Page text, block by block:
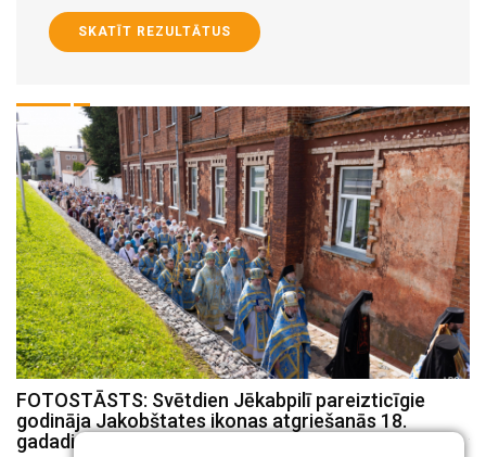
SKATĪT REZULTĀTUS
FOTOSTĀSTS: Svētdien Jēkabpilī pareizticīgie
godināja Jakobštates ikonas atgriešanās 18.
gadadienu